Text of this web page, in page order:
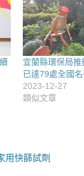
宜蘭縣環保局推
已達79處全國
2023-12-27
類似文章
用快篩試劑